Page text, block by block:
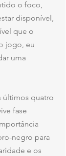
o foco,
disponível,
que o
jogo, eu
uma
últimos quatro
fase
negro para
e os